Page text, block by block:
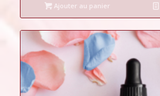
Ajouter au panier